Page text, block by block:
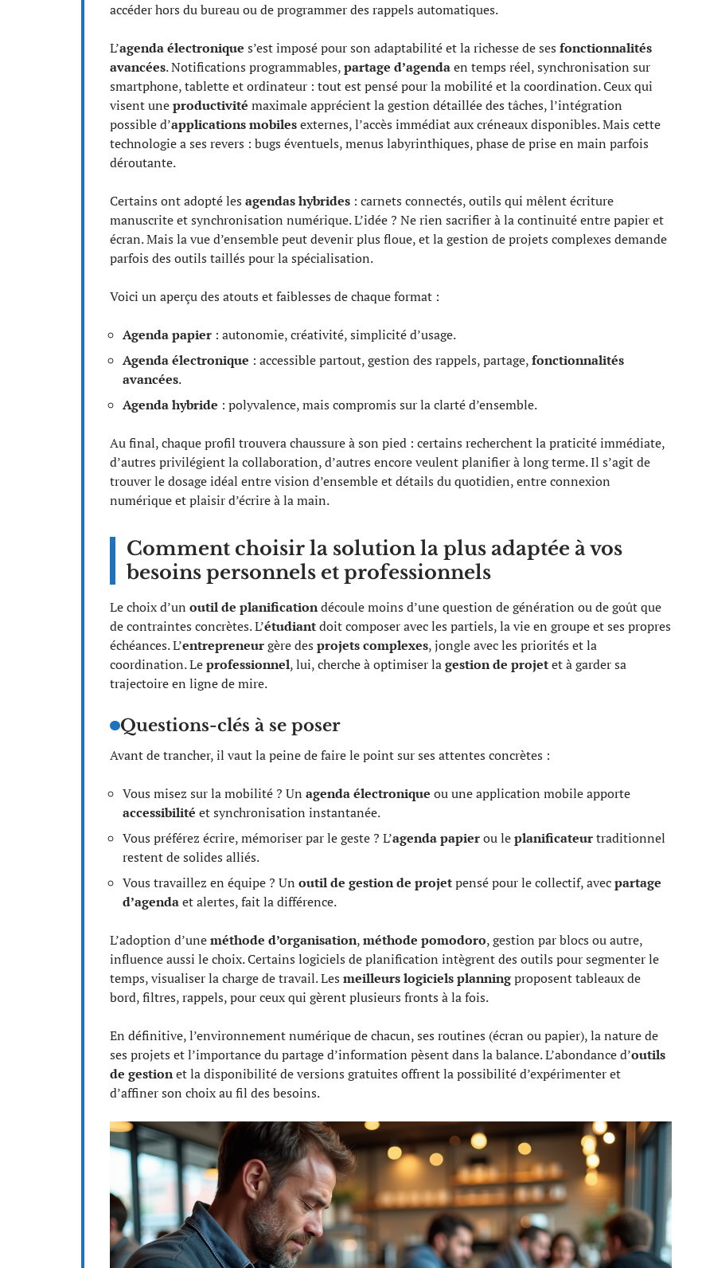
accéder hors du bureau ou de programmer des rappels automatiques.
L’agenda électronique s’est imposé pour son adaptabilité et la richesse de ses fonctionnalités
avancées. Notifications programmables,partage d’agendaen temps réel, synchronisation sur
smartphone, tablette et ordinateur : tout est pensé pour la mobilité et la coordination. Ceux qui
visent uneproductivité maximale apprécient la gestion détaillée des tâches, l’intégration
possible d’applications mobilesexternes, l’accès immédiat aux créneaux disponibles. Mais cette
technologie a ses revers : bugs éventuels, menus labyrinthiques, phase de prise en main parfois
déroutante.
Certains ont adopté les agendas hybrides : carnets connectés, outils qui mêlent écriture
manuscrite et synchronisation numérique. L’idée ? Ne rien sacrifier à la continuité entre papier et
écran. Mais la vue d’ensemble peut devenir plus floue, et la gestion de projets complexes demande
parfois des outils taillés pour la spécialisation.
Voici un aperçu des atouts et faiblesses de chaque format :
Agenda papier : autonomie, créativité, simplicité d’usage.
Agenda électronique : accessible partout, gestion des rappels, partage,fonctionnalités
avancées.
Agenda hybride : polyvalence, mais compromis sur la clarté d’ensemble.
Au final, chaque profil trouvera chaussure à son pied : certains recherchent la praticité immédiate,
d’autres privilégient la collaboration, d’autres encore veulent planifier à long terme. Il s’agit de
trouver le dosage idéal entre vision d’ensemble et détails du quotidien, entre connexion
numérique et plaisir d’écrire à la main.
Comment choisir la solution la plus adaptée à vos
besoins personnels et professionnels
Le choix d’un outil de planificationdécoule moins d’une question de génération ou de goût que
de contraintes concrètes. L’étudiantdoit composer avec les partiels, la vie en groupe et ses propres
échéances. L’entrepreneurgère des projets complexes, jongle avec les priorités et la
coordination. Leprofessionnel, lui, cherche à optimiser lagestion de projetet à garder sa
trajectoire en ligne de mire.
Questions-clés à se poser
Avant de trancher, il vaut la peine de faire le point sur ses attentes concrètes :
Vous misez sur la mobilité ? Un agenda électronique ou une application mobile apporte
accessibilité et synchronisation instantanée.
Vous préférez écrire, mémoriser par le geste ? L’agenda papierou leplanificateurtraditionnel
restent de solides alliés.
Vous travaillez en équipe ? Un outil de gestion de projetpensé pour le collectif, avecpartage
d’agendaet alertes, fait la différence.
L’adoption d’uneméthode d’organisation,méthode pomodoro, gestion par blocs ou autre,
influence aussi le choix. Certains logiciels de planification intègrent des outils pour segmenter le
temps, visualiser la charge de travail. Les meilleurs logiciels planningproposent tableaux de
bord, filtres, rappels, pour ceux qui gèrent plusieurs fronts à la fois.
En définitive, l’environnement numérique de chacun, ses routines (écran ou papier), la nature de
ses projets et l’importance du partage d’information pèsent dans la balance. L’abondance d’outils
de gestionet la disponibilité de versions gratuites offrent la possibilité d’expérimenter et
d’affiner son choix au fil des besoins.